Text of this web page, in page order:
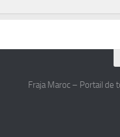
Fraja Maroc – Portail de